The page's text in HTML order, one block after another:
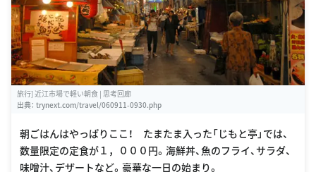
旅行] 近江市場で軽い朝食 | 思考回廊
出典： trynext.com/travel/060911-0930.php
朝ごはんはやっぱりここ！ たまたま入った「じもと亭」では、
数量限定の定食が１，０００円。海鮮丼、魚のフライ、サラダ、
味噌汁、デザートなど。豪華な一日の始まり。